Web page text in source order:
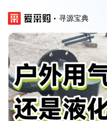
寻源宝典